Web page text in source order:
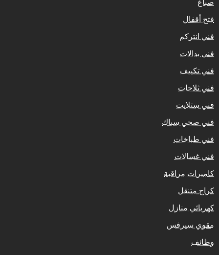
صباغ
فتح أقفال
فني انتركم
فني بدالات
فني تكييف
فني ثلاجات
فني ستلايت
فني صحي سباك
فني طباخات
فني غسالات
كاميرات مراقبة
كراج متنقل
كهربائي منازل
مقوي سيرفس
وظائف